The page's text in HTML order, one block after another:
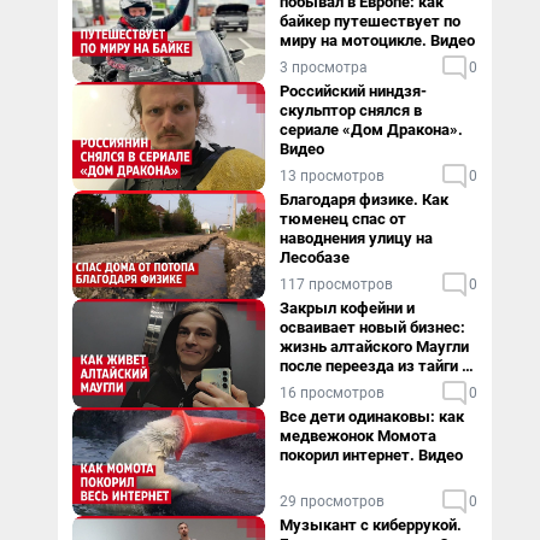
байкер путешествует по
миру на мотоцикле. Видео
3 просмотра 0
Российский ниндзя-
скульптор снялся в
сериале «Дом Дракона».
Видео
13 просмотров 0
Благодаря физике. Как
тюменец спас от
наводнения улицу на
Лесобазе
117 просмотров 0
Закрыл кофейни и
осваивает новый бизнес:
жизнь алтайского Маугли
после переезда из тайги в
столицу
16 просмотров 0
Все дети одинаковы: как
медвежонок Момота
покорил интернет. Видео
29 просмотров 0
Музыкант с киберрукой.